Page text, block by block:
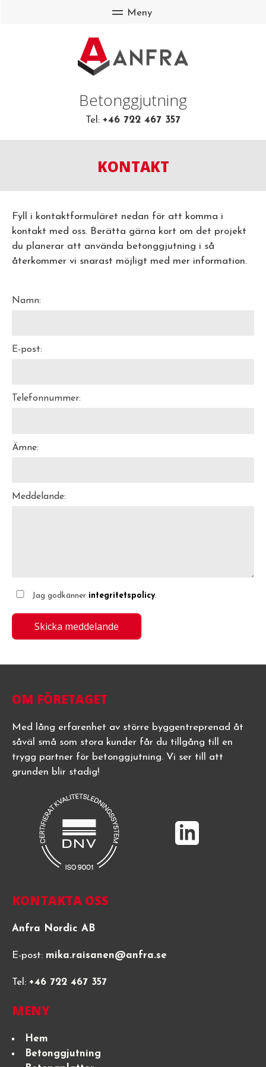
Betonggjutning
Tel: +46 722 467 357
KONTAKT
Fyll i kontaktformuläret nedan för att komma i
kontakt med oss. Berätta gärna kort om det projekt
du planerar att använda betonggjutning i så
återkommer vi snarast möjligt med mer information.
Namn:
E-post:
Telefonnummer:
Ämne:
Meddelande:
Jag godkänner integritetspolicy.
OM FÖRETAGET
Med lång erfarenhet av större byggentreprenad åt
såväl små som stora kunder får du tillgång till en
trygg partner för betonggjutning. Vi ser till att
grunden blir stadig!
KONTAKTA OSS
Anfra Nordic AB
E-post: mika.raisanen@anfra.se
Tel: +46 722 467 357
MENY
Hem
Betonggjutning